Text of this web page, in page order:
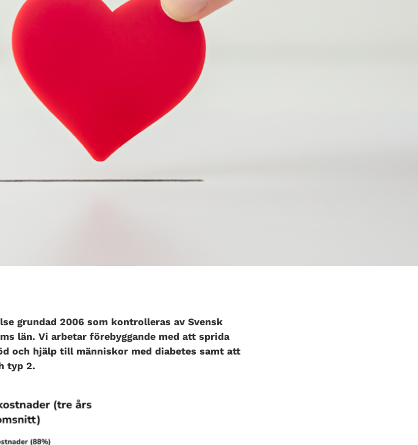
Enkelt uttryckt hindrar sjukdomen
kroppen ifrån att konvertera socker och
stärkelse från mat till energi. Vid
diabetes klarar inte kroppen av att
producera insulin eller det insulin som
produceras fungerar inte (så kallad
insulinresistens).
grundad 2006 som kontrolleras av Svensk
län. Vi arbetar förebyggande med att sprida
och hjälp till människor med diabetes samt att
typ 2.